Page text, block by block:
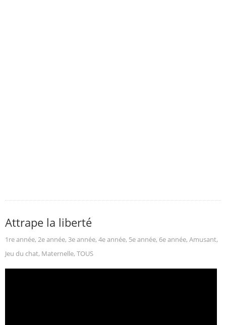
Attrape la liberté
1re année, 2e année, 3e année, 4e année, 5e année, 6e année, Amusant,
Jeu du chat, Maternelle, TOUS